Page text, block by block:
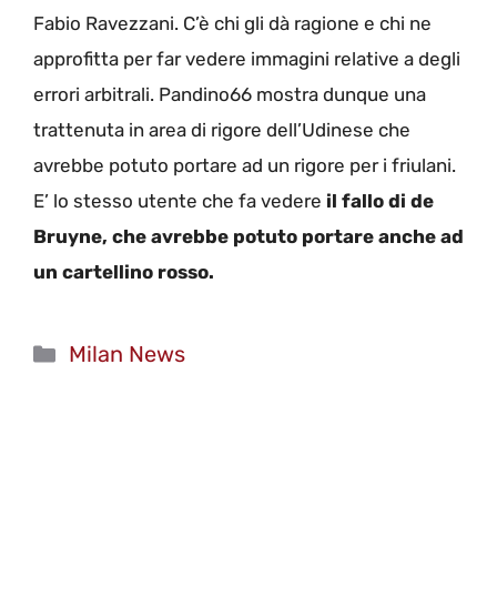
Fabio Ravezzani. C’è chi gli dà ragione e chi ne
approfitta per far vedere immagini relative a degli
errori arbitrali. Pandino66 mostra dunque una
trattenuta in area di rigore dell’Udinese che
avrebbe potuto portare ad un rigore per i friulani.
E’ lo stesso utente che fa vedere
il fallo di de
Bruyne, che avrebbe potuto portare anche ad
un cartellino rosso.
Categorie
Milan News